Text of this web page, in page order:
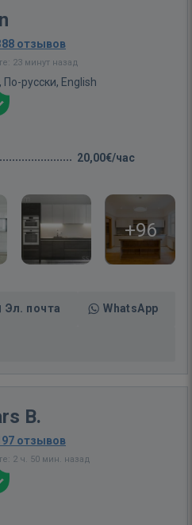
отзывов
23 минут назад
По-русски, English
20,00€/час
+96
Эл. почта WhatsApp
B.
отзывов
2 ч. 50 мин. назад